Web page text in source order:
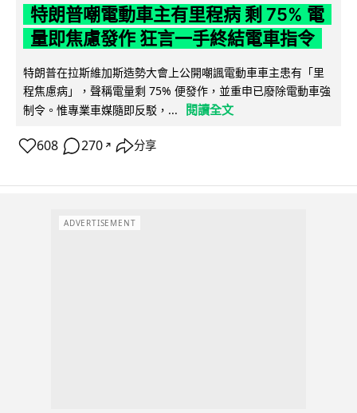
特朗普嘲電動車主有里程病 剩 75% 電
量即焦慮發作 狂言一手終結電車指令
特朗普在拉斯維加斯造勢大會上公開嘲諷電動車車主患有「里
程焦慮病」，聲稱電量剩 75% 便發作，並重申已廢除電動車強
制令。惟專業車媒隨即反駁，...
閱讀全文
608 270 ↗ 分享
ADVERTISEMENT